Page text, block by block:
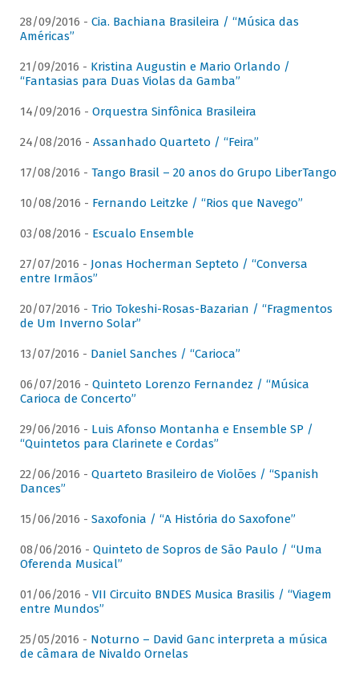
28/09/2016 - Cia. Bachiana Brasileira / “Música das
Américas”
21/09/2016 - Kristina Augustin e Mario Orlando /
“Fantasias para Duas Violas da Gamba”
14/09/2016 - Orquestra Sinfônica Brasileira
24/08/2016 - Assanhado Quarteto / “Feira”
17/08/2016 - Tango Brasil – 20 anos do Grupo LiberTango
10/08/2016 - Fernando Leitzke / “Rios que Navego”
03/08/2016 - Escualo Ensemble
27/07/2016 - Jonas Hocherman Septeto / “Conversa
entre Irmãos”
20/07/2016 - Trio Tokeshi-Rosas-Bazarian / “Fragmentos
de Um Inverno Solar”
13/07/2016 - Daniel Sanches / “Carioca”
06/07/2016 - Quinteto Lorenzo Fernandez / “Música
Carioca de Concerto”
29/06/2016 - Luis Afonso Montanha e Ensemble SP /
“Quintetos para Clarinete e Cordas”
22/06/2016 - Quarteto Brasileiro de Violões / “Spanish
Dances”
15/06/2016 - Saxofonia / “A História do Saxofone”
08/06/2016 - Quinteto de Sopros de São Paulo / “Uma
Oferenda Musical”
01/06/2016 - VII Circuito BNDES Musica Brasilis / “Viagem
entre Mundos”
25/05/2016 - Noturno – David Ganc interpreta a música
de câmara de Nivaldo Ornelas